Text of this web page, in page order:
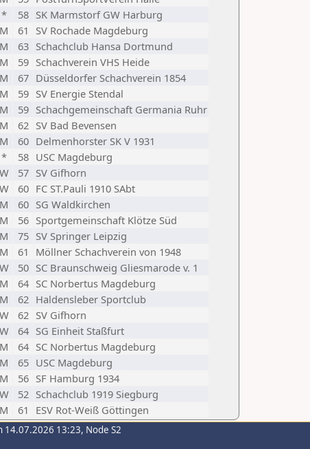
* 58 SK Marmstorf GW Harburg
M 61
SV Rochade Magdeburg
M 63 Schachclub Hansa Dortmund
M 59 Schachverein VHS Heide
M 67 Düsseldorfer Schachverein 1854
M 59 SV Energie Stendal
M 59 Schachgemeinschaft Germania Ruhr
M 62 SV Bad Bevensen
M 60 Delmenhorster SK V 1931
* 58 USC Magdeburg
W 57 SV Gifhorn
W 60 FC ST.Pauli 1910 SAbt
M 60 SG Waldkirchen
M 56 Sportgemeinschaft Klötze Süd
M 75 SV Springer Leipzig
M 61
Möllner Schachverein von 1948
W 50 SC Braunschweig Gliesmarode v. 1
M 64 SC Norbertus Magdeburg
M 62 Haldensleber Sportclub
W 62 SV Gifhorn
W 64 SG Einheit Staßfurt
M 64 SC Norbertus Magdeburg
M 65 USC Magdeburg
M 56 SF Hamburg 1934
W 52 Schachclub 1919 Siegburg
M 61 ESV Rot-Weiß Göttingen
14.07.2026 13:23, Node S2